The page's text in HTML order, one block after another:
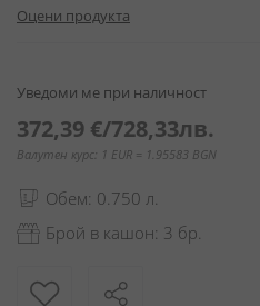
снимки
Оцени продукта
Уведоми ме при наличност
372,39 €/728,33лв.
Валутен курс: 1 EUR = 1.95583 BGN
Обем: 0.750 л.
Брой в кашон: 3 бр.